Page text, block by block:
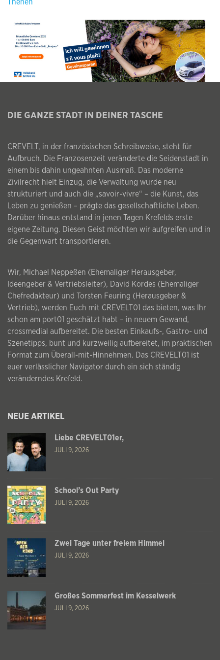
Thenen
DIE GANZE STADT IN DEINER TASCHE
CREVELT, in der französischen Schreibweise, steht für
Aufbruch. Die Franzosenzeit veränderte die Seidenstadt in
einem bis dahin ungeahnten Ausmaß. Das moderne
Zivilrecht hielt Einzug, die Verwaltung wurde neu
strukturiert und auch die „savoir-vivre“ – die Kunst, das
Leben zu genießen – prägte das gesellschaftliche Leben.
Darüber hinaus entstand in jenen Tagen Krefelds erste
eigene Zeitung. Diesen Geist möchten wir aufgreifen und in
die Gegenwart transportieren.
Wir, Michael Neppeßen (Ehemaliger Herausgeber,
Ideengeber & Vertriebsleiter), David Kordes (Ehemaliger
Chefredakteur) und Torsten Feuring (Herausgeber &
Vertrieb), werden Euch mit CREVELT01 das bieten, was Ihr
schon am port01 geschätzt habt – in neuem Gewand,
crossmedial aufbereitet. Die besten Einkaufs-, Gastro- und
Szenetipps, bunt und kurzweilig aufbereitet, im praktischen
Format zum Überall-mit-Hinnehmen. Das CREVELT01 ist
euer verlässlicher Navigator durch ein sich ständig
veränderndes Krefeld.
NEUE ARTIKEL
Liebe CREVELT01er,
JULI 9, 2026
School’s Out Party
JULI 9, 2026
Zwei Tage unter freiem Himmel
JULI 9, 2026
Großes Sommerfest im Kesselwerk
JULI 9, 2026